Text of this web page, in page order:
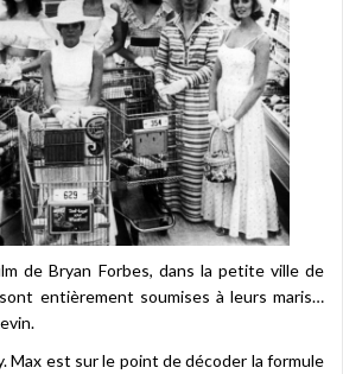
de Bryan Forbes, dans la petite ville de
entièrement soumises à leurs maris…
Max est sur le point de décoder la formule